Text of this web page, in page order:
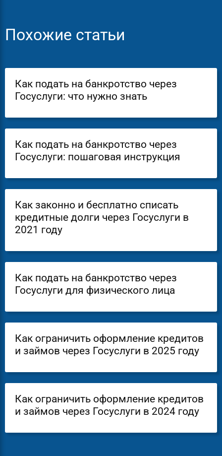
Похожие статьи
Как подать на банкротство через
Госуслуги: что нужно знать
Как подать на банкротство через
Госуслуги: пошаговая инструкция
Как законно и бесплатно списать
кредитные долги через Госуслуги в
2021 году
Как подать на банкротство через
Госуслуги для физического лица
Как ограничить оформление кредитов
и займов через Госуслуги в 2025 году
Как ограничить оформление кредитов
и займов через Госуслуги в 2024 году